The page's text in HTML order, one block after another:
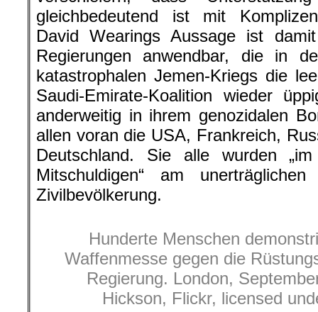
gleichbedeutend ist mit
David Wearings Aussage ist
Regierungen anwendbar, die in
katastrophalen Jemen-Kriegs die
Saudi-Emirate-Koalition wieder
anderweitig in ihrem genozidalen
allen voran die USA, Frankreich,
Deutschland. Sie alle wurden
Mitschuldigen“ am
Zivilbevölkerung.
Hunderte Menschen
Waffenmesse gegen die
Regierung. London,
Hickson, Flickr, licensed